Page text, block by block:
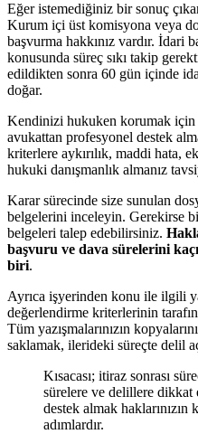
Eğer istemediğiniz bir sonuç
Kurum içi üst komisyona veya
başvurma hakkınız vardır. İdari
konusunda süreç sıkı takip
edildikten sonra 60 gün içinde
doğar.
Kendinizi hukuken korumak
avukattan profesyonel destek
kriterlere aykırılık, maddi hata,
hukuki danışmanlık almanız
Karar sürecinde size sunulan
belgelerini inceleyin. Gerekirse
belgeleri talep edebilirsiniz.
başvuru ve dava sürelerini
biri.
Ayrıca işyerinden konu ile ilgili
değerlendirme kriterlerinin
Tüm yazışmalarınızın
saklamak, ilerideki süreçte delil
Kısacası; itiraz sonrası
sürelere ve delillere dikkat
destek almak haklarınızın
adımlardır.